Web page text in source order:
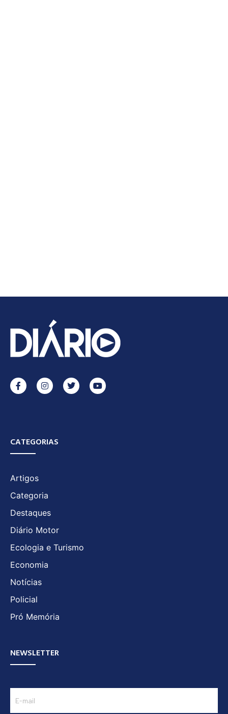
CATEGORIAS
Artigos
Categoria
Destaques
Diário Motor
Ecologia e Turismo
Economia
Notícias
Policial
Pró Memória
NEWSLETTER